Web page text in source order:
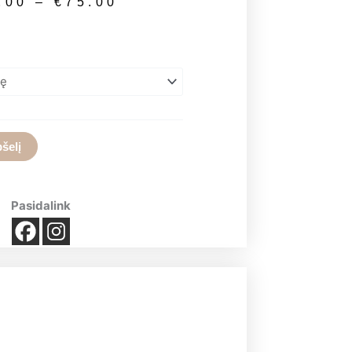
€75.00
Pasidalink